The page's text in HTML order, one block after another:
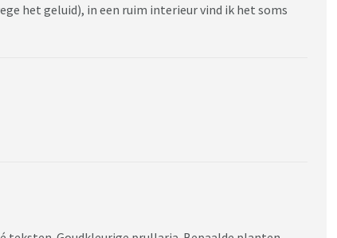
het geluid), in een ruim interieur vind ik het soms